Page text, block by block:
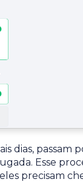
dias, passam
Esse
precisam